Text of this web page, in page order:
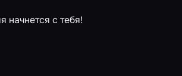
начнется с тебя!